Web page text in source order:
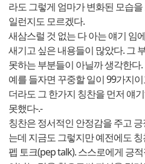
라도 그렇게 엄마가 변화된 모습
일런지도 모르겠다.
새삼스럴 것 없는 다 아는 얘기 임
새기고 싶은 내용들이 많았다. 그
못하는 부분들이 아닐까 생각한다.
예를 들자면 꾸중할 일이 99가지
더라도 그 한가지 칭찬을 먼저 얘
못했다-.-
칭찬은 정서적인 안정감을 주고
는데 지금도 그렇지만 예전에도
펩 토크(pep talk). 스스로에게 긍